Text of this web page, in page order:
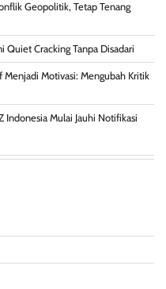
Geopolitik, Tetap Tenang
Quiet Cracking Tanpa Disadari
Menjadi Motivasi: Mengubah Kritik
Indonesia Mulai Jauhi Notifikasi